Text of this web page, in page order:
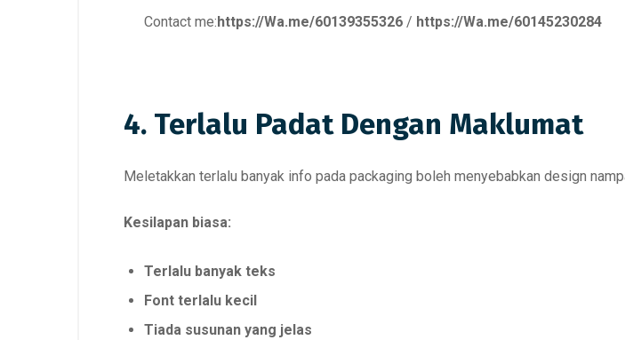
Contact me: https://Wa.me/60139355326 / https://Wa.me/60145230284
4. Terlalu Padat Dengan Maklumat
Meletakkan terlalu banyak info pada packaging boleh menyebabkan design
Kesilapan biasa:
Terlalu banyak teks
Font terlalu kecil
Tiada susunan yang jelas